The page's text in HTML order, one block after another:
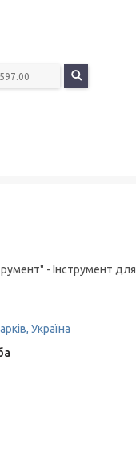
- Інструмент для
Україна